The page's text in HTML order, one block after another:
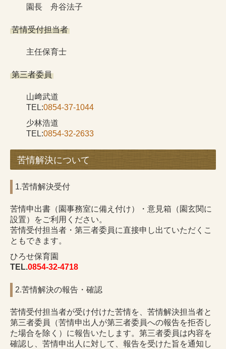
園長 舟谷法子
苦情受付担当者
主任保育士
第三者委員
山﨑武道
TEL:0854-37-1044
少林浩道
TEL:0854-32-2633
苦情解決について
1.苦情解決受付
苦情申出書（園事務室に備え付け）・意見箱（園玄関に
設置）をご利用ください。
苦情受付担当者・第三者委員に直接申し出ていただくこ
ともできます。
ひろせ保育園
TEL.0854-32-4718
2.苦情解決の報告・確認
苦情受付担当者が受け付けた苦情を、苦情解決担当者と
第三者委員（苦情申出人が第三者委員への報告を拒否し
た場合を除く）に報告いたします。第三者委員は内容を
確認し、苦情申出人に対して、報告を受けた旨を通知し